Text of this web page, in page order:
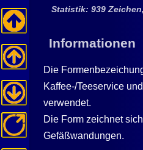
Statistik: 939
Informationen
Die
Kaffee-/Teeservice
verwendet.
Die Form zeichnet
Gefäßwandungen.